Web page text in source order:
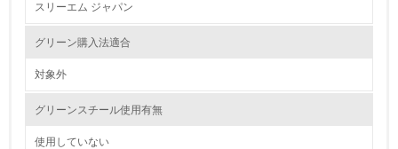
スリーエム ジャパン
グリーン購入法適合
対象外
グリーンスチール使用有無
使用していない